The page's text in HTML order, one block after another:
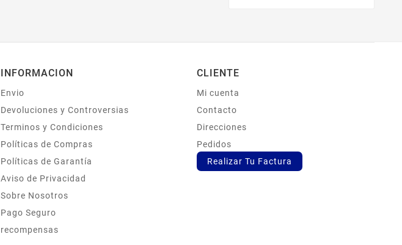
INFORMACION
Envio
Devoluciones y Controversias
Terminos y Condiciones
Políticas de Compras
Políticas de Garantía
Aviso de Privacidad
Sobre Nosotros
Pago Seguro
recompensas
CLIENTE
Mi cuenta
Contacto
Direcciones
Pedidos
Realizar Tu Factura